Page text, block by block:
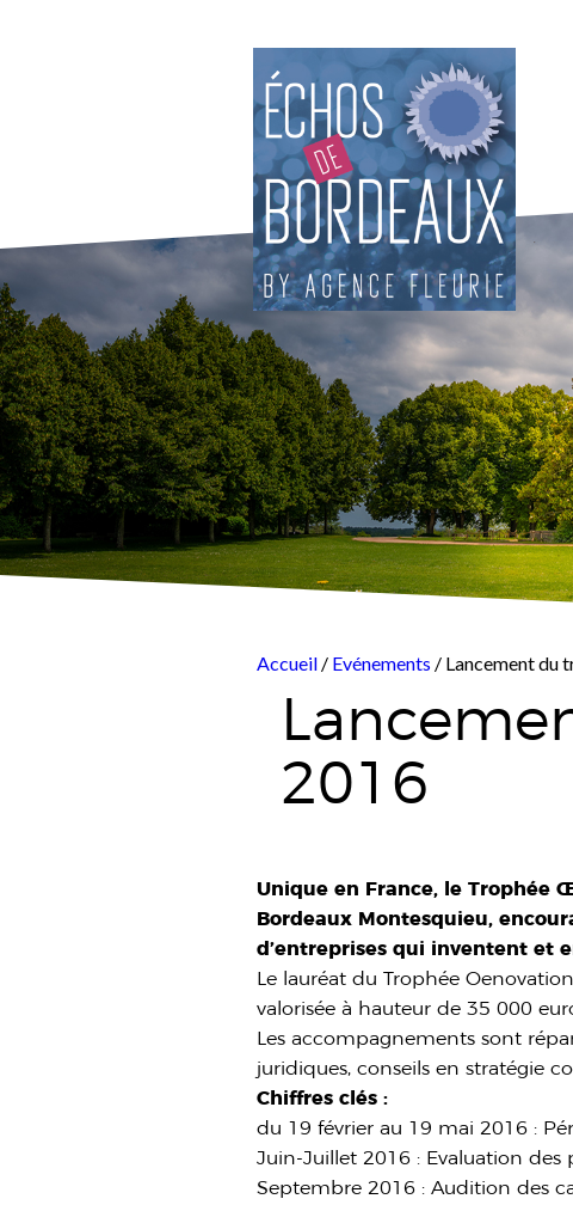
Accueil / Evénements / Lancement du
2016
Unique en France, le Trophée
Bordeaux Montesquieu,
d’entreprises qui inventent et
Le lauréat du Trophée
valorisée à hauteur de 35 000
Les accompagnements sont
juridiques, conseils en stratégie
Chiffres clés :
du 19 février au 19 mai 2016 :
Juin-Juillet 2016 : Evaluation des
Septembre 2016 : Audition des